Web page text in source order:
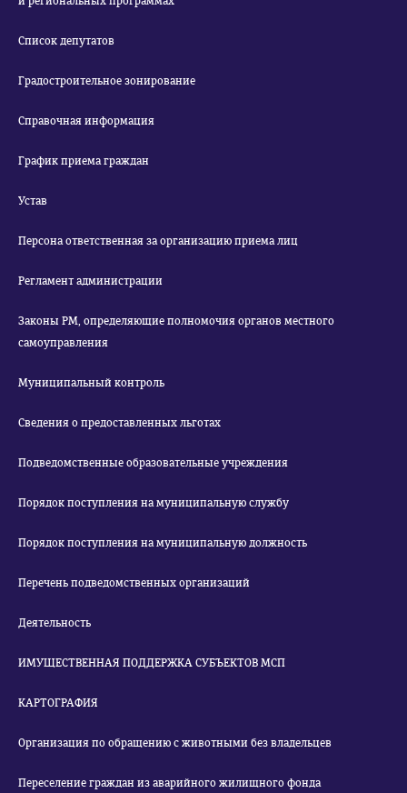
Список депутатов
Градостроительное зонирование
Справочная информация
График приема граждан
Устав
Персона ответственная за организацию приема лиц
Регламент администрации
Законы РМ, определяющие полномочия органов местного
самоуправления
Муниципальный контроль
Сведения о предоставленных льготах
Подведомственные образовательные учреждения
Порядок поступления на муниципальную службу
Порядок поступления на муниципальную должность
Перечень подведомственных организаций
Деятельность
ИМУЩЕСТВЕННАЯ ПОДДЕРЖКА СУБЪЕКТОВ МСП
КАРТОГРАФИЯ
Организация по обращению с животными без владельцев
Переселение граждан из аварийного жилищного фонда